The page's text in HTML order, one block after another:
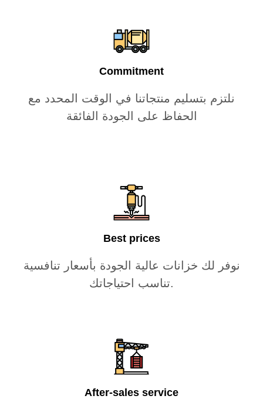
Commitment
نلتزم بتسليم منتجاتنا في الوقت المحدد مع
الحفاظ على الجودة الفائقة
Best prices
نوفر لك خزانات عالية الجودة بأسعار تنافسية
تناسب احتياجاتك.
After-sales service